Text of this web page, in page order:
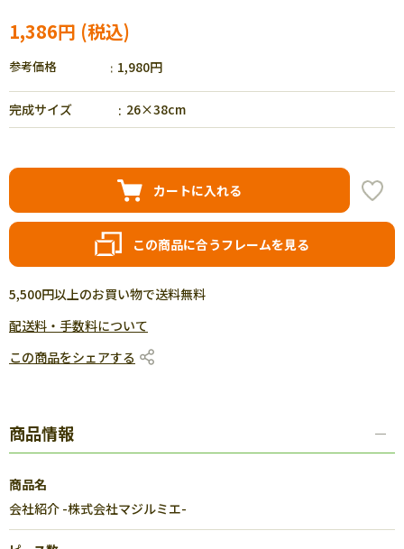
1,386円
参考価格 1,980円
完成サイズ 26×38cm
カートに入れる
この商品に合うフレームを見る
5,500円以上のお買い物で送料無料
配送料・手数料について
この商品をシェアする
商品情報
商品名
会社紹介 -株式会社マジルミエ-